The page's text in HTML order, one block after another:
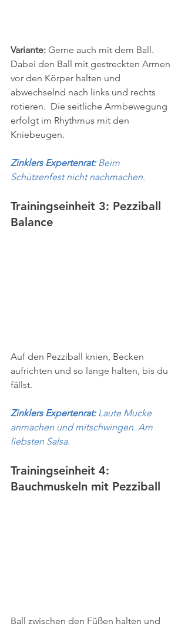
Variante: Gerne auch mit dem Ball.
Dabei den Ball mit gestreckten Armen
vor den Körper halten und
abwechselnd nach links und rechts
rotieren.  Die seitliche Armbewegung
erfolgt im Rhythmus mit den
Kniebeugen.
Zinklers Expertenrat: Beim
Schützenfest nicht nachmachen.
Trainingseinheit 3: Pezziball
Balance
Auf den Pezziball knien, Becken
aufrichten und so lange halten, bis du
fällst.
Zinklers Expertenrat: Laute Mucke
anmachen und mitschwingen. Am
liebsten Salsa.
Trainingseinheit 4:
Bauchmuskeln mit Pezziball
Ball zwischen den Füßen halten und